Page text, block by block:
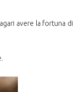
avere la fortuna di